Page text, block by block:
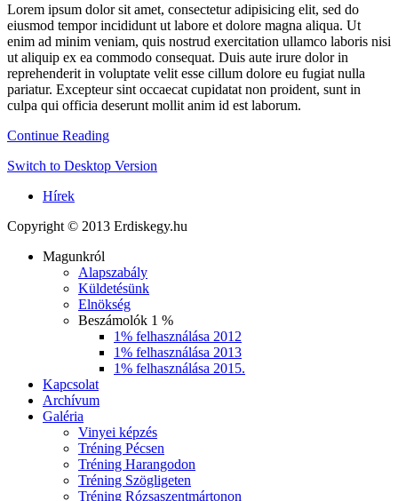
Lorem ipsum dolor sit amet, consectetur adipisicing elit, sed do
eiusmod tempor incididunt ut labore et dolore magna aliqua. Ut
enim ad minim veniam, quis nostrud exercitation ullamco laboris nisi
ut aliquip ex ea commodo consequat. Duis aute irure dolor in
reprehenderit in voluptate velit esse cillum dolore eu fugiat nulla
pariatur. Excepteur sint occaecat cupidatat non proident, sunt in
culpa qui officia deserunt mollit anim id est laborum.
Continue Reading
Switch to Desktop Version
Hírek
Copyright © 2013 Erdiskegy.hu
Magunkról
Alapszabály
Küldetésünk
Elnökség
Beszámolók 1 %
1% felhasználása 2012
1% felhasználása 2013
1% felhasználása 2015.
Kapcsolat
Archívum
Galéria
Vinyei képzés
Tréning Pécsen
Tréning Harangodon
Tréning Szögligeten
Tréning Rózsaszentmártonon